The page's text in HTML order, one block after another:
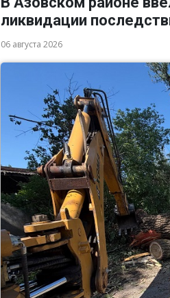
ликвидации
06 августа 2026